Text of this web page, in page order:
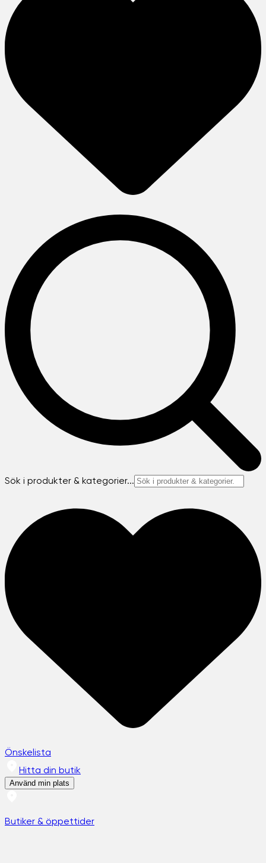
Sök i produkter & kategorier...
Önskelista
Hitta din butik
Använd min plats
Butiker & öppettider